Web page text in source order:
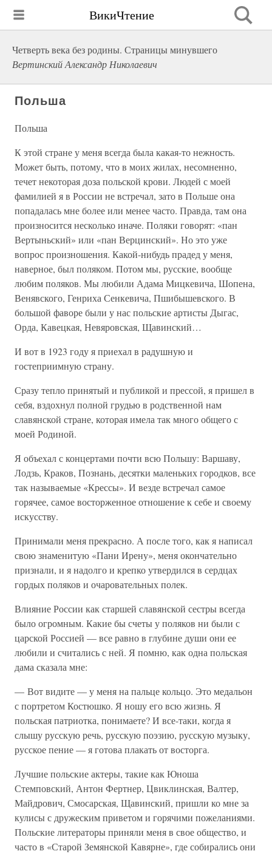
ВикиЧтение
Четверть века без родины. Страницы минувшего
Вертинский Александр Николаевич
Польша
Польша
К этой стране у меня всегда была какая-то нежность.
Может быть, потому, что в моих жилах, несомненно,
течет некоторая доза польской крови. Людей с моей
фамилией я в России не встречал, зато в Польше она
попадалась мне более или менее часто. Правда, там она
произносится несколько иначе. Поляки говорят: «пан
Вертыньский» или «пан Верцинский». Но это уже
вопрос произношения. Какой-нибудь прадед у меня,
наверное, был поляком. Потом мы, русские, вообще
любим поляков. Мы любили Адама Мицкевича, Шопена,
Венявского, Генриха Сенкевича, Пшибышевского. В
большой фаворе были у нас польские артисты Дыгас,
Орда, Кавецкая, Невяровская, Щавинский…
И вот в 1923 году я приехал в радушную и
гостеприимную страну.
Сразу тепло принятый и публикой и прессой, я пришел в
себя, вздохнул полной грудью в родственной нам
славянской стране, которая имела так много общего с
моей Родиной.
Я объехал с концертами почти всю Польшу: Варшаву,
Лодзь, Краков, Познань, десятки маленьких городков, все
так называемые «Крессы». И везде встречал самое
горячее, самое восторженное отношение к себе и своему
искусству.
Принимали меня прекрасно. А после того, как я написал
свою знаменитую «Пани Ирену», меня окончательно
признали, и я надолго и крепко утвердился в сердцах
гордых поляков и очаровательных полек.
Влияние России как старшей славянской сестры всегда
было огромным. Какие бы счеты у поляков ни были с
царской Россией — все равно в глубине души они ее
любили и считались с ней. Я помню, как одна польская
дама сказала мне:
— Вот видите — у меня на пальце кольцо. Это медальон
с портретом Костюшко. Я ношу его всю жизнь. Я
польская патриотка, понимаете? И все-таки, когда я
слышу русскую речь, русскую поэзию, русскую музыку,
русское пение — я готова плакать от восторга.
Лучшие польские актеры, такие как Юноша
Стемповский, Антон Фертнер, Цвиклинская, Валтер,
Майдрович, Смосарская, Щавинский, пришли ко мне за
кулисы с дружеским приветом и горячими пожеланиями.
Польские литераторы приняли меня в свое общество, и
часто в «Старой Земянской Кавярне», где собирались они